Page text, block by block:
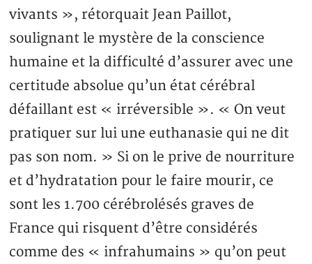
vivants », rétorquait Jean Paillot,
soulignant le mystère de la conscience
humaine et la difficulté d’assurer avec une
certitude absolue qu’un état cérébral
défaillant est « irréversible ». « On veut
pratiquer sur lui une euthanasie qui ne dit
pas son nom. » Si on le prive de nourriture
et d’hydratation pour le faire mourir, ce
sont les 1.700 cérébrolésés graves de
France qui risquent d’être considérés
comme des « infrahumains » qu’on peut